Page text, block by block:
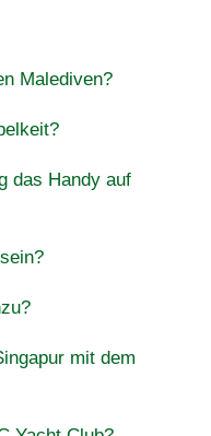
Malediven?
das Handy auf
mit dem